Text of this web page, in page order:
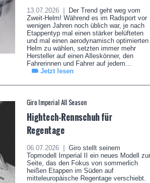
13.07.2026 |
Der Trend geht weg vom
Zweit-Helm! Während es im Radsport vor
wenigen Jahren noch üblich war, je nach
Etappentyp mal einen stärker belüfteten
und mal einen aerodynamisch optimierten
Helm zu wählen, setzten immer mehr
Hersteller auf einen Alleskönner, den
Fahrerinnen und Fahrer auf jedem...
Jetzt lesen
Giro Imperial All Season
Hightech-Rennschuh für
Regentage
06.07.2026 |
Giro stellt seinem
Topmodell Imperial II ein neues Modell zur
Seite, das den Fokus von sommerlich
heißen Etappen im Süden auf
mitteleuropäische Regentage verschiebt.